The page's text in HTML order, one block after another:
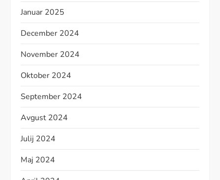
Januar 2025
December 2024
November 2024
Oktober 2024
September 2024
Avgust 2024
Julij 2024
Maj 2024